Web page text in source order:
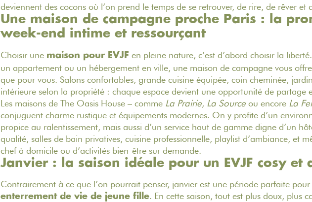
deviennent des cocons où l’on prend le temps de se retrouver, de rire, de rêver et
Une maison de campagne proche Paris : la
week-end intime et ressourçant
Choisir une maison pour EVJF en pleine nature, c’est d’abord choisir la
un appartement ou un hébergement en ville, une maison de campagne vous
que pour vous. Salons confortables, grande cuisine équipée, coin cheminée,
intérieure selon la propriété : chaque espace devient une opportunité de partage
Les maisons de The Oasis House – comme La Prairie, La Sourceou encore La
conjuguent charme rustique et équipements modernes. On y profite d’un
propice au ralentissement, mais aussi d’un service haut de gamme digne d’un
qualité, salles de bain privatives, cuisine professionnelle, playlist d’ambiance, et
chef à domicile ou d’activités bien-être sur demande.
Janvier : la saison idéale pour un EVJF cosy et
Contrairement à ce que l’on pourrait penser, janvier est une période parfaite
enterrement de vie de jeune fille. En cette saison, tout est plus doux, plus